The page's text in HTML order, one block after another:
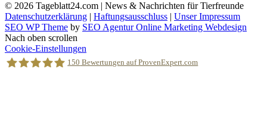
© 2026 Tageblatt24.com | News & Nachrichten für Tierfreunde
Datenschutzerklärung | Haftungsausschluss | Unser Impressum
SEO WP Theme by SEO Agentur Online Marketing Webdesign
Nach oben scrollen
Cookie-Einstellungen
150 Bewertungen auf ProvenExpert.com